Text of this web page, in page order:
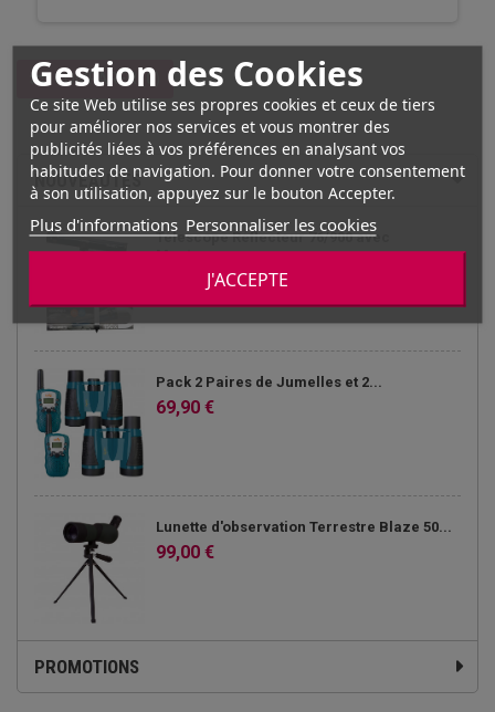
Gestion des Cookies
Ce site Web utilise ses propres cookies et ceux de tiers
pour améliorer nos services et vous montrer des
publicités liées à vos préférences en analysant vos
habitudes de navigation. Pour donner votre consentement
à son utilisation, appuyez sur le bouton Accepter.
Plus d'informations Personnaliser les cookies
J'ACCEPTE
NOUVEAUTÉS
Télescope Réflecteur 76/900 avec
Monture...
249,00 €
Pack 2 Paires de Jumelles et 2...
69,90 €
Lunette d'observation Terrestre Blaze 50...
99,00 €
PROMOTIONS
COMPARER (0 )